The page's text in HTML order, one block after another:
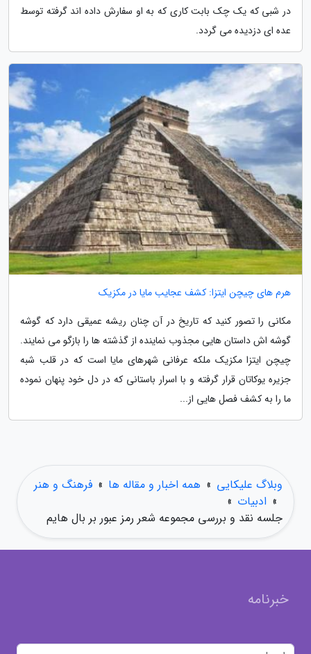
در شبی که یک چک بابت کاری که به او سفارش داده اند گرفته توسط
عده ای دزدیده می گردد.
هرم های چیچن ایتزا: کشف عجایب مایا در مکزیک
مکانی را تصور کنید که تاریخ در آن چنان ریشه عمیقی دارد که گوشه
گوشه اش داستان هایی مجذوب نماینده از گذشته ها را بازگو می نمایند.
چیچن ایتزا مکزیک ملکه عرفانی شهرهای مایا است که در قلب شبه
جزیره یوکاتان قرار گرفته و با اسرار باستانی که در دل خود پنهان نموده
ما را به کشف فصل هایی از...
وبلاگ علیکایی » همه اخبار و مقاله ها » فرهنگ و هنر
» ادبیات »
جلسه نقد و بررسی مجموعه شعر رمز عبور بر بال هایم
خبرنامه